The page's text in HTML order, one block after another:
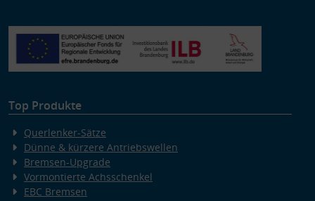
Top Produkte
Querlenker-Sätze
Dünne & kürzere Antriebswellen
Bremsen-Upgrade
Vormontierte Achsschenkel
EBC Bremsen